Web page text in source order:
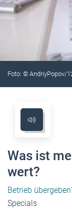
Foto: © AndriyPopov/
Was ist
wert?
Betrieb
Specials